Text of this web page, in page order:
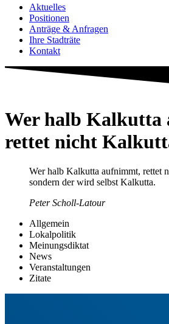
Aktuelles
Positionen
Anträge & Anfragen
Ihre Stadträte
Kontakt
Wer halb Kalkutta
rettet nicht
Wer halb Kalkutta aufnimmt, rettet
sondern der wird selbst Kalkutta.
Peter Scholl-Latour
Allgemein
Lokalpolitik
Meinungsdiktat
News
Veranstaltungen
Zitate